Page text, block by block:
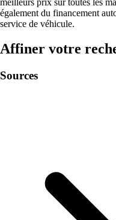
également du financement
service de véhicule.
Affiner votre
Sources